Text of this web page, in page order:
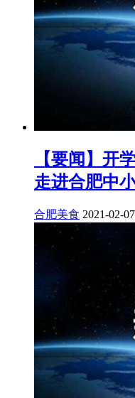
【要闻】开
走进合肥中
合肥美食 2021-02-07